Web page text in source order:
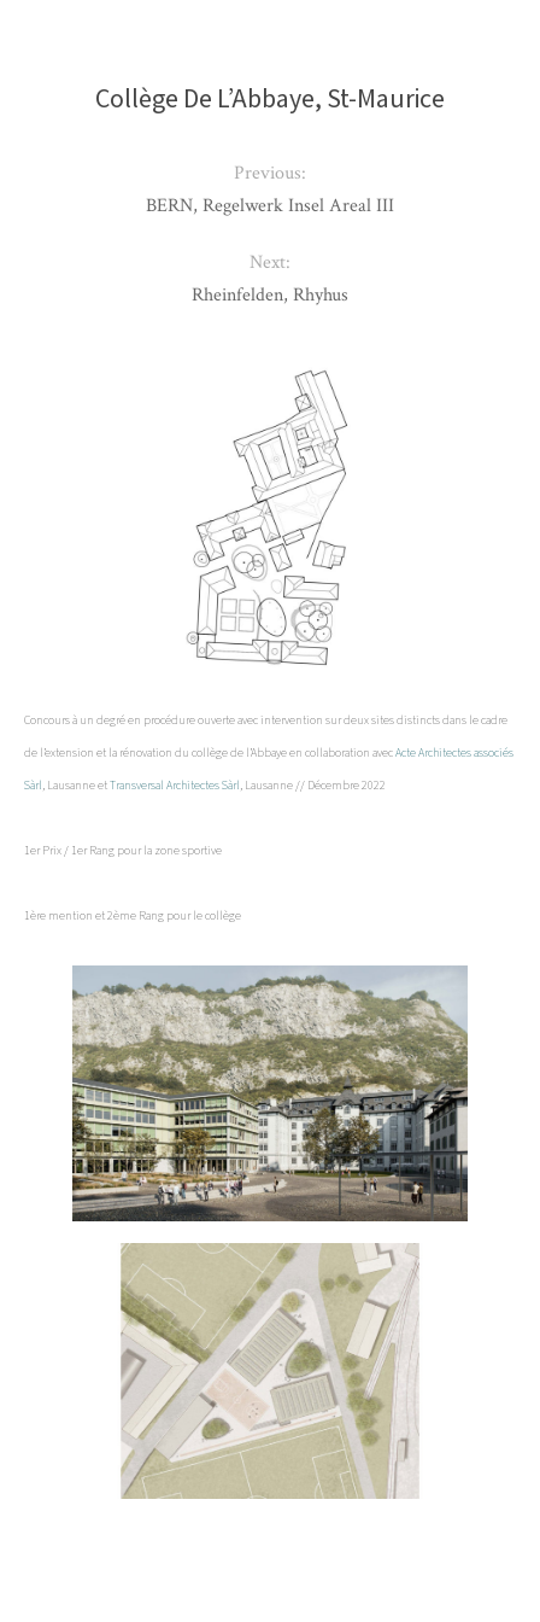
Concours à un degré en procédure ouverte avec intervention sur deux sites distincts dans le cadre
de l’extension et la rénovation du collège de l’Abbaye en collaboration avecActe Architectes associés
Sàrl, Lausanne etTransversal Architectes Sàrl, Lausanne // Décembre 2022
1er Prix / 1er Rang pour la zone sportive
1ère mention et 2ème Rang pour le collège
Collège De L’Abbaye, St-Maurice
Previous:
BERN, Regelwerk Insel Areal III
Next:
Rheinfelden, Rhyhus